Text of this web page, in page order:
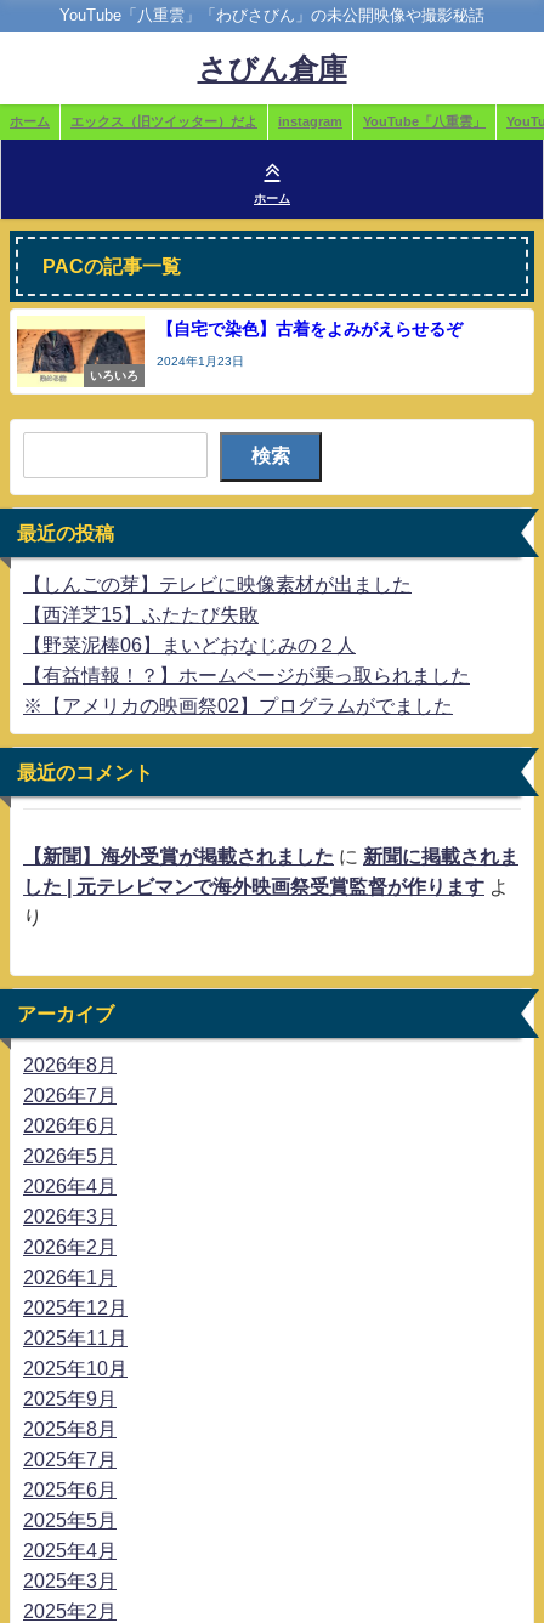
YouTube「八重雲」「わびさびん」の未公開映像や撮影秘話
さびん倉庫
ホーム エックス（旧ツイッター）だよ instagram YouTube「八重雲」
ホーム
PACの記事一覧
いろいろ
【自宅で染色】古着をよみがえらせるぞ
2024年1月23日
検索
最近の投稿
【しんごの芽】テレビに映像素材が出ました
【西洋芝15】ふたたび失敗
【野菜泥棒06】まいどおなじみの２人
【有益情報！？】ホームページが乗っ取られました
※【アメリカの映画祭02】プログラムがでました
最近のコメント
【新聞】海外受賞が掲載されました に 新聞に掲載されま
した | 元テレビマンで海外映画祭受賞監督が作ります よ
り
アーカイブ
2026年8月
2026年7月
2026年6月
2026年5月
2026年4月
2026年3月
2026年2月
2026年1月
2025年12月
2025年11月
2025年10月
2025年9月
2025年8月
2025年7月
2025年6月
2025年5月
2025年4月
2025年3月
2025年2月